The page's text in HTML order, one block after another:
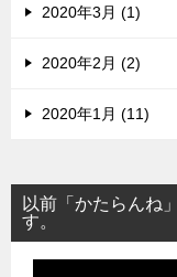
2020年3月 (1)
2020年2月 (2)
2020年1月 (11)
以前「かたらんね
す。